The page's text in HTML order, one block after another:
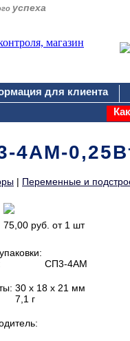
успеха
для клиента
4АМ-
| Переменные и
75,00 руб. от 1 шт
СП3-4АМ
30 х 18 х 21 мм
7,1 г